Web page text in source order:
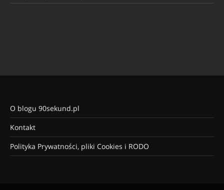
O blogu 90sekund.pl
Kontakt
Polityka Prywatności, pliki Cookies i RODO